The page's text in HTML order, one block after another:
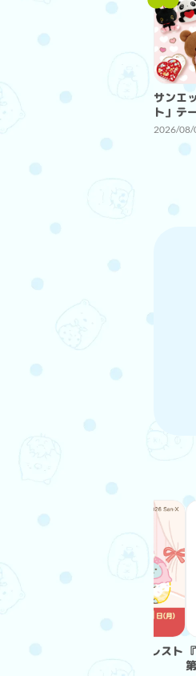
サンエ
ト」テ
2026/08/
し展～めしあがれ♪すみっコレスト